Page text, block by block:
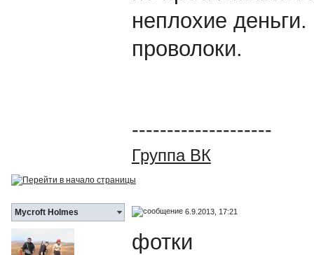
неплохие
проволоки.
--------------------
Группа ВК
Mycroft Holmes 6.9.2013, 17:21
фотки